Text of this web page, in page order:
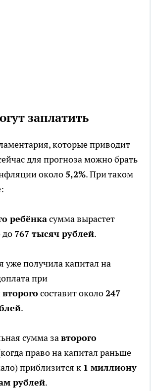
заплатить
которые приводит
для прогноза можно брать
около 5,2%. При таком
ребёнкасумма вырастет
до 767 тысяч рублей.
уже получила капитал на
при
второгосоставит около247
.
сумма завторого
право на капитал раньше
приблизится к 1 миллиону
рублей.